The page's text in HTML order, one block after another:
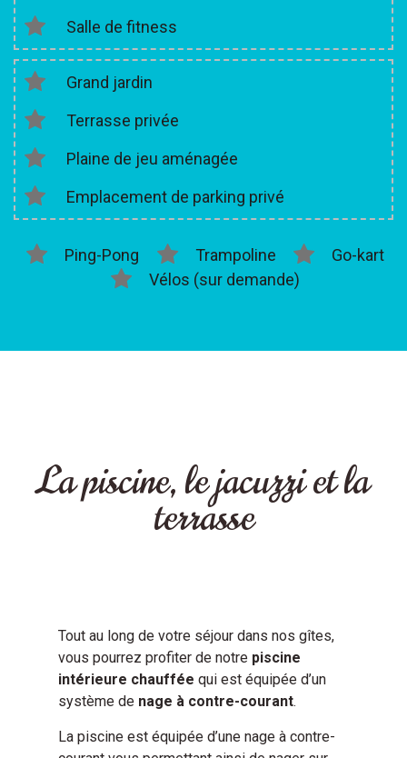
Salle de fitness
Grand jardin
Terrasse privée
Plaine de jeu aménagée
Emplacement de parking privé
Ping-Pong Trampoline
Go-kart
Vélos (sur demande)
La piscine, le jacuzzi et la
terrasse
Tout au long de votre séjour dans nos gîtes,
vous pourrez profiter de notre piscine
intérieure chauffée qui est équipée d’un
système de nage à contre-courant.
La piscine est équipée d’une nage à contre-